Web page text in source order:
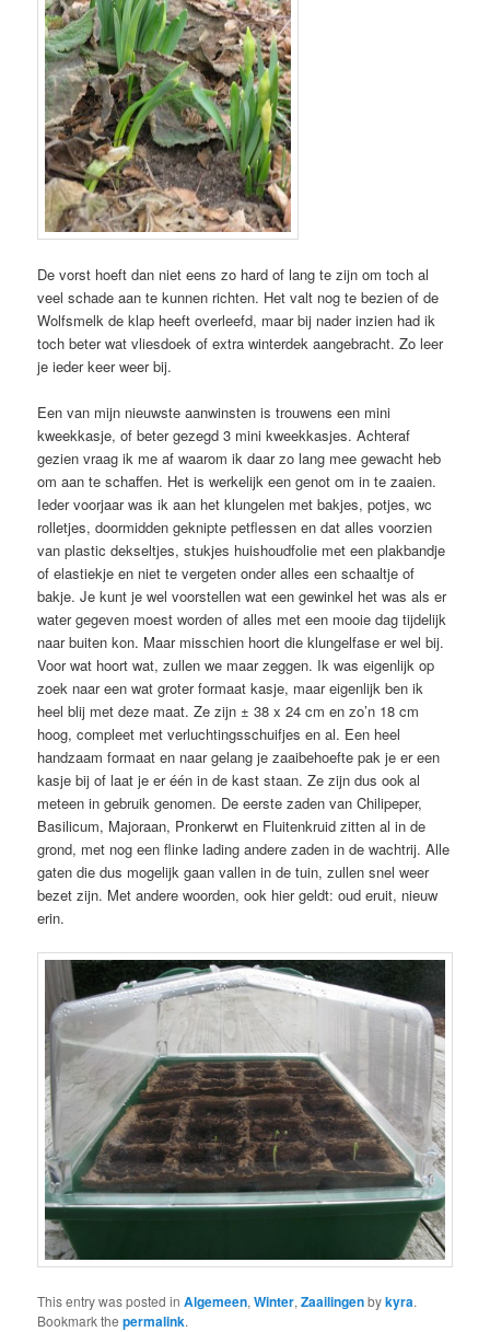
De vorst hoeft dan niet eens zo hard of lang te zijn om toch al
veel schade aan te kunnen richten. Het valt nog te bezien of de
Wolfsmelk de klap heeft overleefd, maar bij nader inzien had ik
toch beter wat vliesdoek of extra winterdek aangebracht. Zo leer
je ieder keer weer bij.
Een van mijn nieuwste aanwinsten is trouwens een mini
kweekkasje, of beter gezegd 3 mini kweekkasjes. Achteraf
gezien vraag ik me af waarom ik daar zo lang mee gewacht heb
om aan te schaffen. Het is werkelijk een genot om in te zaaien.
Ieder voorjaar was ik aan het klungelen met bakjes, potjes, wc
rolletjes, doormidden geknipte petflessen en dat alles voorzien
van plastic dekseltjes, stukjes huishoudfolie met een plakbandje
of elastiekje en niet te vergeten onder alles een schaaltje of
bakje. Je kunt je wel voorstellen wat een gewinkel het was als er
water gegeven moest worden of alles met een mooie dag tijdelijk
naar buiten kon. Maar misschien hoort die klungelfase er wel bij.
Voor wat hoort wat, zullen we maar zeggen. Ik was eigenlijk op
zoek naar een wat groter formaat kasje, maar eigenlijk ben ik
heel blij met deze maat. Ze zijn ± 38 x 24 cm en zo’n 18 cm
hoog, compleet met verluchtingsschuifjes en al. Een heel
handzaam formaat en naar gelang je zaaibehoefte pak je er een
kasje bij of laat je er één in de kast staan. Ze zijn dus ook al
meteen in gebruik genomen. De eerste zaden van Chilipeper,
Basilicum, Majoraan, Pronkerwt en Fluitenkruid zitten al in de
grond, met nog een flinke lading andere zaden in de wachtrij. Alle
gaten die dus mogelijk gaan vallen in de tuin, zullen snel weer
bezet zijn. Met andere woorden, ook hier geldt: oud eruit, nieuw
erin.
This entry was posted inAlgemeen,Winter,Zaailingenbykyra.
Bookmark thepermalink.